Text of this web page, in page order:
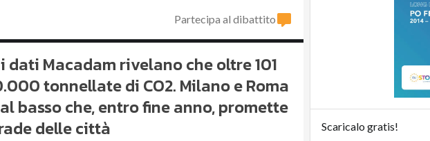
Partecipa al dibattito
Macadam rivelano che oltre 101
tonnellate di CO2. Milano e Roma
basso che, entro fine anno, promette
delle città
Scaricalo gratis!